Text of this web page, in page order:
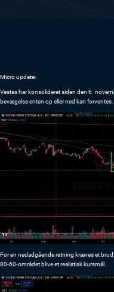
Micro update:
Vestas har konsolideret siden den 6.
bevægelse enten op eller ned kan forventes.
For en nedadgående retning kræves et
80-60-området blive et realistisk kursmål.